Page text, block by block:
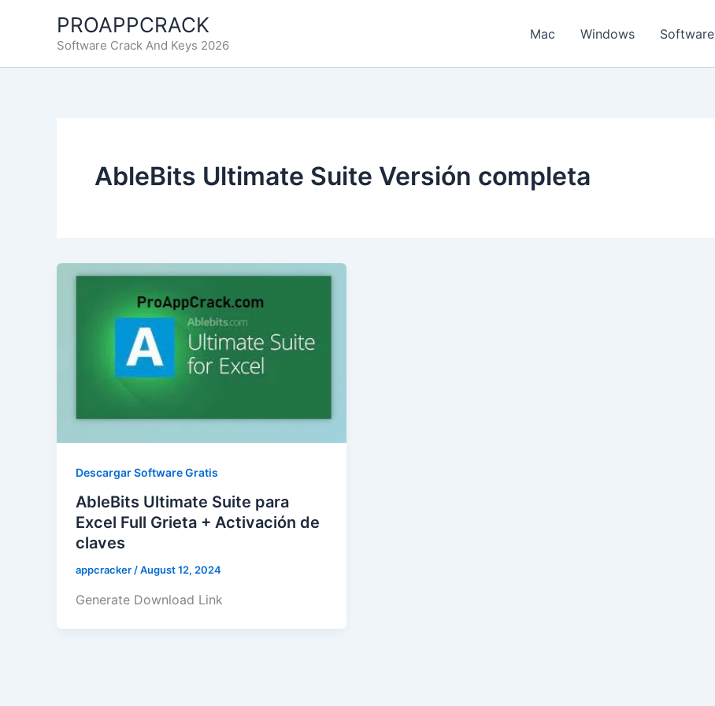
contenido
PROAPPCRACK
Software Crack And Keys 2026
Mac Windows Software
AbleBits Ultimate Suite Versión completa
Descargar Software Gratis
AbleBits Ultimate Suite para
Excel Full Grieta + Activación de
claves
appcracker/August 12, 2024
Generate Download Link